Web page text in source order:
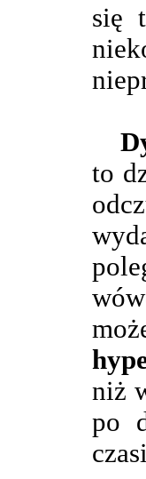
się
to
niż
po